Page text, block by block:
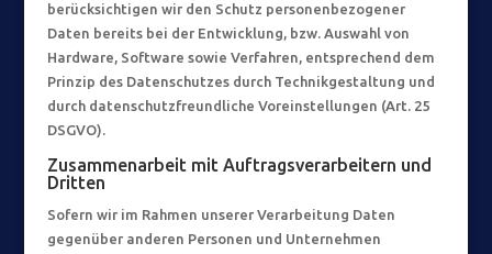
berücksichtigen wir den Schutz personenbezogener
Daten bereits bei der Entwicklung, bzw. Auswahl von
Hardware, Software sowie Verfahren, entsprechend dem
Prinzip des Datenschutzes durch Technikgestaltung und
durch datenschutzfreundliche Voreinstellungen (Art. 25
DSGVO).
Zusammenarbeit mit Auftragsverarbeitern und
Dritten
Sofern wir im Rahmen unserer Verarbeitung Daten
gegenüber anderen Personen und Unternehmen